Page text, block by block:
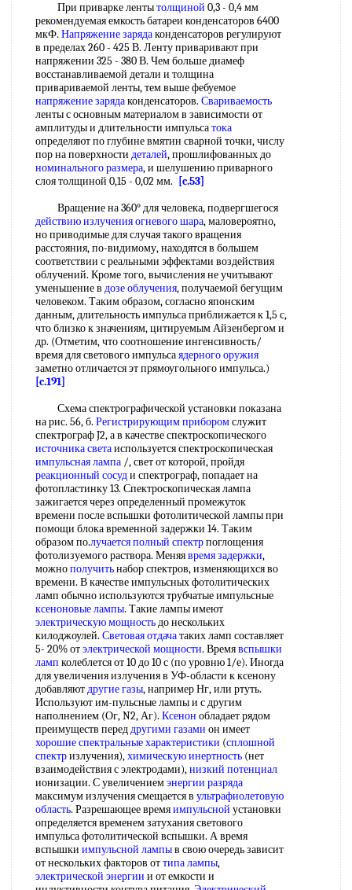
При приварке лентытолщиной 0,3 - 0,4 мм
рекомендуемая емкость батареи конденсаторов 6400
мкФ. Напряжение зарядаконденсаторов регулируют
в пределах 260 - 425 В. Ленту приваривают при
напряжении 325 - 380 В. Чем больше диамеф
восстанавливаемой детали и толщина
привариваемой ленты, тем выше фебуемое
напряжение зарядаконденсаторов. Свариваемость
ленты с основным материалом в зависимости от
амплитуды и длительности импульсатока
определяют по глубине вмятин сварной точки, числу
пор на поверхности деталей, прошлифованных до
номинального размера, и шелушению приварного
слоя толщиной 0,15 - 0,02 мм.
[c.53]
Вращение на 360° для человека, подвергшегося
действию излученияогневого шара, маловероятно,
но приводимые для случая такого вращения
расстояния, по-видимому, находятся в большем
соответствии с реальными эффектами воздействия
облучений. Кроме того, вычисления не учитывают
уменьшение в дозе облучения, получаемой бегущим
человеком. Таким образом, согласно японским
данным, длительность импульса приближается к 1,5 с,
что близко к значениям, цитируемым Айзенбергом и
др. (Отметим, что соотношение ингенсивность/
время для светового импульсаядерного оружия
заметно отличается эт прямоугольного импульса.)
[c.191]
Схема спектрографической установки показана
на рис. 56, б. Регистрирующим приборомслужит
спектрограф J2, а в качестве спектроскопического
источника светаиспользуется спектроскопическая
импульсная лампа /, свет от которой, пройдя
реакционный сосуди спектрограф, попадает на
фотопластинку 13. Спектроскопическая лампа
зажигается через определенный промежуток
времени после вспышки фотолитической лампы при
помощи блока временной задержки 14. Таким
образом по.лучаетсяполный спектрпоглощения
фотолизуемого раствора. Меняявремя задержки,
можнополучитьнабор спектров, изменяющихся во
времени. В качестве импульсных фотолитических
ламп обычно используются трубчатые импульсные
ксеноновые лампы. Такие лампы имеют
электрическую мощностьдо нескольких
килоджоулей. Световая отдачатаких ламп составляет
5- 20% отэлектрической мощности. Времявспышки
ламп колеблется от 10 до 10 с (по уровню 1/е). Иногда
для увеличения излучения в УФ-области к ксенону
добавляютдругие газы, например Нг, или ртуть.
Используют им-пульсные лампы и с другим
наполнением (Ог, N2, Аг). Ксенон обладает рядом
преимуществ переддругими газами он имеет
хорошиеспектральные характеристики (сплошной
спектризлучения),химическую инертность (нет
взаимодействия с электродами),низкий потенциал
ионизации. С увеличениемэнергии разряда
максимум излучения смещается в ультрафиолетовую
область. Разрешающее времяимпульсной установки
определяется временем затухания светового
импульса фотолитической вспышки. А время
вспышки импульсной лампыв свою очередь зависит
от нескольких факторов оттипа лампы,
электрической энергии и от емкости и